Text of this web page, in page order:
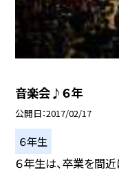
音楽会♪６年
公開日 2017/02/17
６年生
６年生は、卒業を間